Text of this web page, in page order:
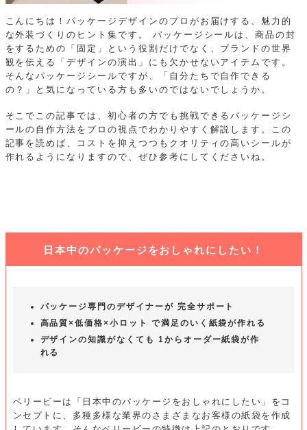
こんにちは！パッケージデザインのプロがお届けする、魅力的
な外装づくりのヒント集です。
パッケージシールは、商品の封
をするための「固定」という役割だけでなく、ブランドの世界
観を伝える「デザインの演出」にも欠かせないアイテムです。
そんなパッケージシールですが、「自分たちで自作できる
の？」と気になっている方も多いのではないでしょうか。
そこでこの記事では、初心者の方でも挑戦できるパッケージシ
ールの自作方法をプロの視点でわかりやすく解説します。この
記事を読めば、コストを抑えつつもクオリティの高いシールが
作れるようになりますので、ぜひ参考にしてくださいね。
日本中のパッケージをおしゃれにしたい！
パッケージ専門のデザイナーが 完全サポート
高品質×低価格×小ロット で満足のいく紙袋が作れる
デザインの知識がなくても 1からオーダー紙袋が作
れる
ベリービーは「日本中のパッケージをおしゃれにしたい」をコ
ンセプトに、多種多様な業界のさまざまなお客様の紙袋を作成